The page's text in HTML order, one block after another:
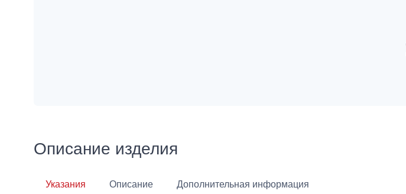
Описание изделия
Указания Описание Дополнительная информация